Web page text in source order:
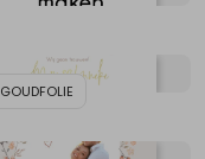
GOUDFOLIE